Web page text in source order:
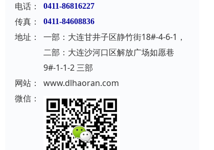
电话： 0411-86816227
传真： 0411-84608836
地址：
一部：大连甘井子区静竹街18#-4-6-1，
二部：大连沙河口区解放广场如愿巷
9#-1-1-2 三部
网站：
www.dlhaoran.com
微信：